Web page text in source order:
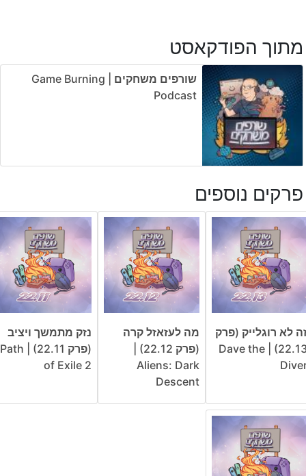
מתוך הפודקאסט
שורפים משחקים | Game Burning
Podcast
פרקים נוספים
לא רוגלייק (פרק
22.13) | Dave the
מה לעזאזל קרה
(פרק 22.12) |
Aliens: Dark
Descent
נזק מתמשך ויציב
(פרק 22.11) | Path
of Exile 2